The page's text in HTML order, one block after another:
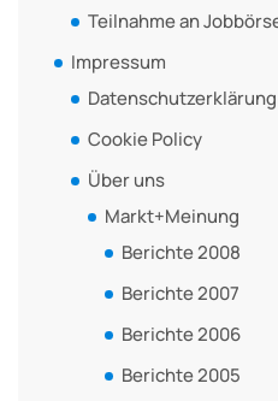
Teilnahme an
Impressum
Datenschutzerklärung
Cookie Policy
Über uns
Markt+Meinung
Berichte 2008
Berichte 2007
Berichte 2006
Berichte 2005